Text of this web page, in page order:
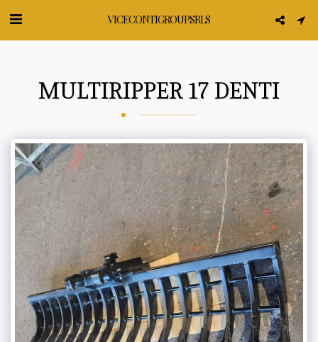
VICECONTI GROUP SRLS
MULTIRIPPER 17 DENTI